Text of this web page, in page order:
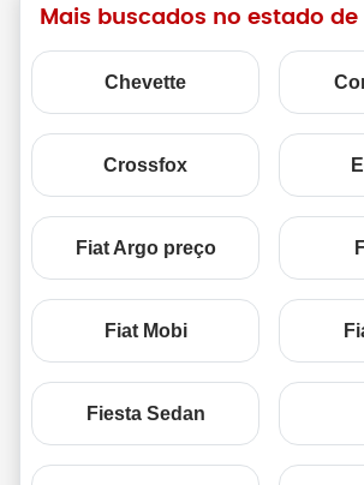
Mais buscados no estado de
Chevette
Crossfox
Fiat Argo preço
Fiat Mobi
Fiesta Sedan